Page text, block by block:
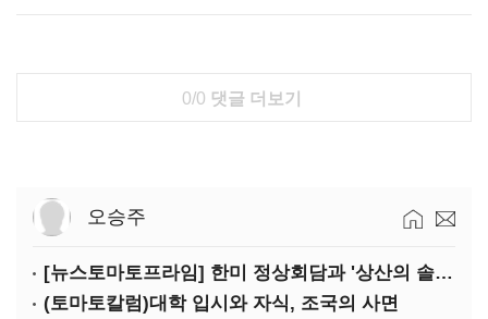
0/0 댓글 더보기
오승주
[뉴스토마토프라임] 한미 정상회담과 '상산의 솔연'
(토마토칼럼)대학 입시와 자식, 조국의 사면